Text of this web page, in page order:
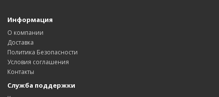
Информация
О компании
Доставка
Политика Безопасности
Условия соглашения
Контакты
Служба поддержки